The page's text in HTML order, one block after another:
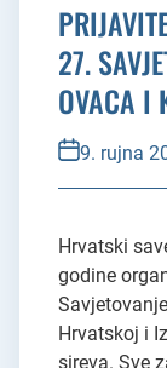
27.
OVACA I
9. rujna
Hrvatski
godine
Hrvatskoj i
sireva. Sve